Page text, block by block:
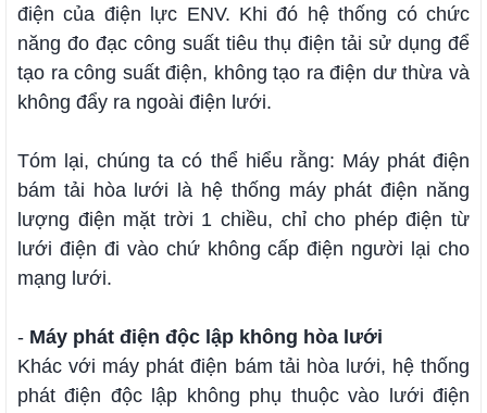
điện của điện lực ENV. Khi đó hệ thống có chức
năng đo đạc công suất tiêu thụ điện tải sử dụng để
tạo ra công suất điện, không tạo ra điện dư thừa và
không đẩy ra ngoài điện lưới.
Tóm lại, chúng ta có thể hiểu rằng: Máy phát điện
bám tải hòa lưới là hệ thống máy phát điện năng
lượng điện mặt trời 1 chiều, chỉ cho phép điện từ
lưới điện đi vào chứ không cấp điện người lại cho
mạng lưới.
- Máy phát điện độc lập không hòa lưới
Khác với máy phát điện bám tải hòa lưới, hệ thống
phát điện độc lập không phụ thuộc vào lưới điện